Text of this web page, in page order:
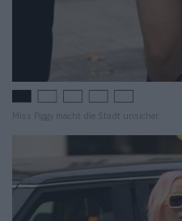
Miss Piggy macht die Stadt unsicher.